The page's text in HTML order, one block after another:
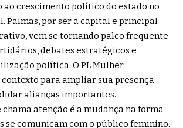
ao crescimento político do estado no
Palmas, por ser a capital e principal
vem se tornando palco frequente
debates estratégicos e
política. O PL Mulher
para ampliar sua presença
alianças importantes.
atenção é a mudança na forma
se comunicam com o público feminino.